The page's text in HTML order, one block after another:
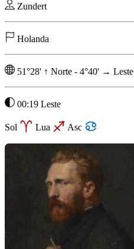
Zundert
Holanda
51°28' ↑ Norte - 4°40' → Leste
00:19 Leste
Sol Lua Asc